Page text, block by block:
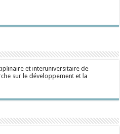
et interuniversitaire de
sur le développement et la